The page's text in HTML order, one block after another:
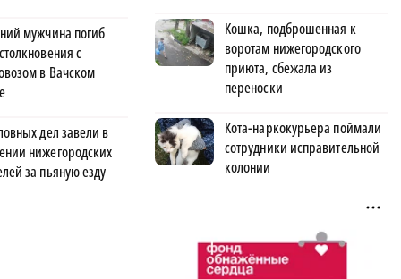
мужчина погиб
с
в Вачском
дел завели в
нижегородских
за пьяную езду
Кошка, подброшенная к
воротам нижегородского
приюта, сбежала из
переноски
Кота-наркокурьера поймали
сотрудники исправительной
колонии